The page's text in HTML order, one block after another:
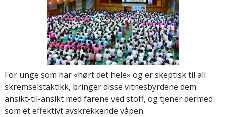
For unge som har «hørt det hele» og er skeptisk til all
skremselstaktikk, bringer disse vitnesbyrdene dem
ansikt-til-ansikt med farene ved stoff, og tjener dermed
som et effektivt avskrekkende våpen.